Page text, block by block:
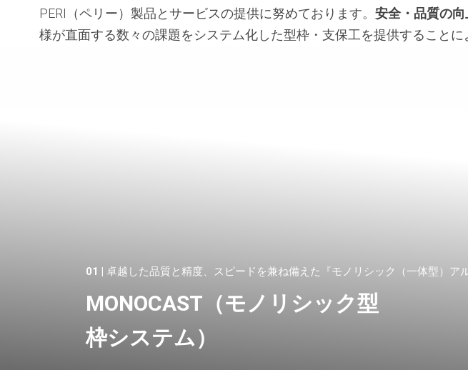
PERI（ペリー）製品とサービスの提供に努めております。 安全・品質の向
様が直面する数々の課題をシステム化した型枠・支保工を提供することに
01 | 卓越した品質と精度、スピードを兼ね備えた『モノリシック（一体型）ア
MONOCAST（モノリシック型
枠システム）